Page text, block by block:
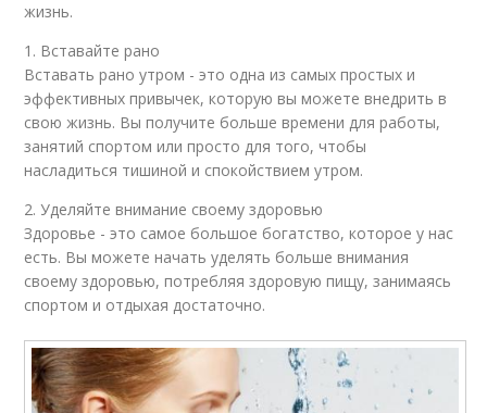
жизнь.
1. Вставайте рано
Вставать рано утром - это одна из самых простых и
эффективных привычек, которую вы можете внедрить в
свою жизнь. Вы получите больше времени для работы,
занятий спортом или просто для того, чтобы
насладиться тишиной и спокойствием утром.
2. Уделяйте внимание своему здоровью
Здоровье - это самое большое богатство, которое у нас
есть. Вы можете начать уделять больше внимания
своему здоровью, потребляя здоровую пищу, занимаясь
спортом и отдыхая достаточно.